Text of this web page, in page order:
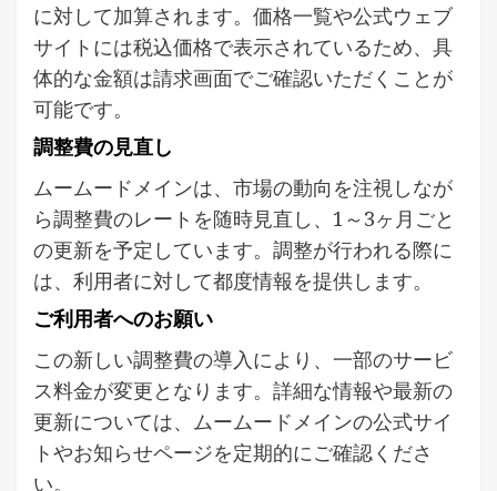
に対して加算されます。価格一覧や公式ウェブ
サイトには税込価格で表示されているため、具
体的な金額は請求画面でご確認いただくことが
可能です。
調整費の見直し
ムームードメインは、市場の動向を注視しなが
ら調整費のレートを随時見直し、1～3ヶ月ごと
の更新を予定しています。調整が行われる際に
は、利用者に対して都度情報を提供します。
ご利用者へのお願い
この新しい調整費の導入により、一部のサービ
ス料金が変更となります。詳細な情報や最新の
更新については、ムームードメインの公式サイ
トやお知らせページを定期的にご確認くださ
い。